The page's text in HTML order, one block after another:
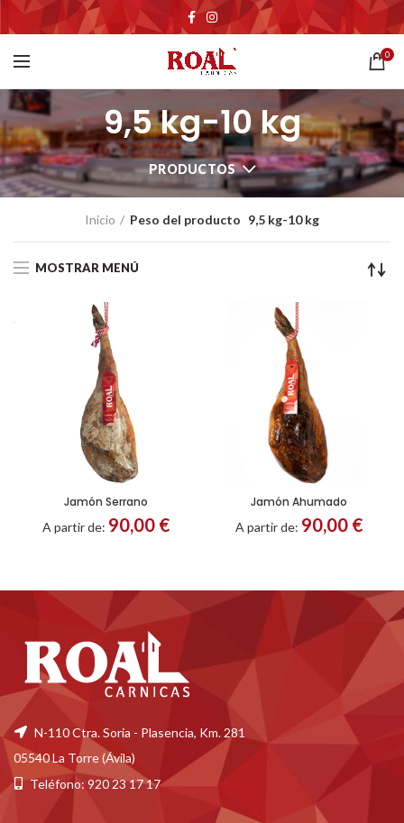
0
9,5 kg-10 kg
PRODUCTOS
Inicio Peso del producto 9,5 kg-10 kg
MOSTRAR MENÚ
Jamón Serrano
A partir de: 90,00 €
Jamón Ahumado
A partir de: 90,00 €
N-110 Ctra. Soria - Plasencia, Km. 281
05540 La Torre (Ávila)
Teléfono: 920 23 17 17